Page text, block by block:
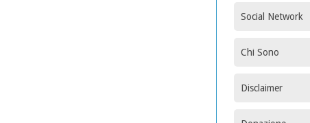
Social Network
Chi Sono
Disclaimer